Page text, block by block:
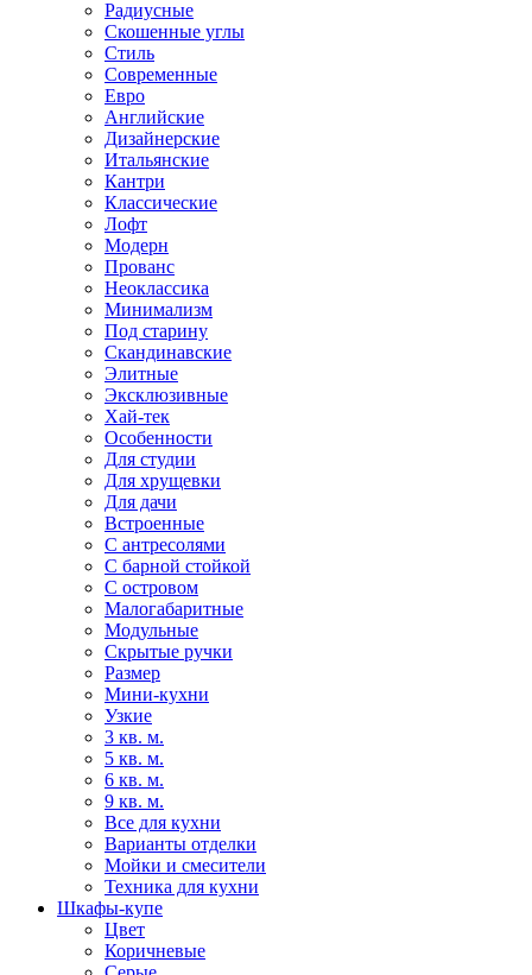
Радиусные
Скошенные углы
Стиль
Современные
Евро
Английские
Дизайнерские
Итальянские
Кантри
Классические
Лофт
Модерн
Прованс
Неоклассика
Минимализм
Под старину
Скандинавские
Элитные
Эксклюзивные
Хай-тек
Особенности
Для студии
Для хрущевки
Для дачи
Встроенные
С антресолями
С барной стойкой
С островом
Малогабаритные
Модульные
Скрытые ручки
Размер
Мини-кухни
Узкие
3 кв. м.
5 кв. м.
6 кв. м.
9 кв. м.
Все для кухни
Варианты отделки
Мойки и смесители
Техника для кухни
Шкафы-купе
Цвет
Коричневые